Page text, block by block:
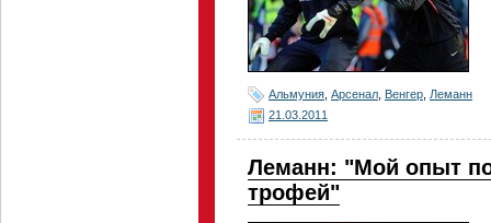
Альмуния Арсенал Венгер Леманн
21.03.2011
Леманн: "Мой опыт
трофей"